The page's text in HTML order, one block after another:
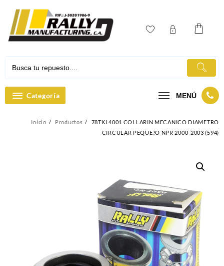
contenido
Categoría MENÚ
Inicio Productos
78TKL4001 COLLARIN MECANICO DIAMETRO
CIRCULAR PEQUE?O NPR 2000-2003 (594)